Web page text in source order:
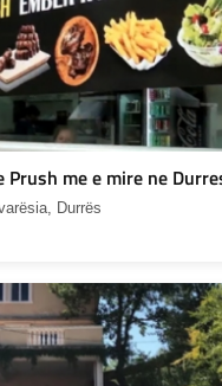
Prush me e mire ne
Durrës